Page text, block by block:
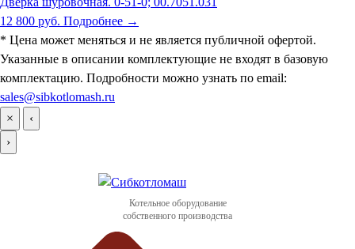
12 800 руб. Подробнее →
* Цена может меняться и не является публичной офертой.
Указанные в описании комплектующие не входят в базовую
комплектацию. Подробности можно узнать по email:
sales@sibkotlomash.ru
×
‹
›
Котельное оборудование
собственного производства